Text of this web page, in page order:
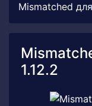
Mismatched
1.12.2